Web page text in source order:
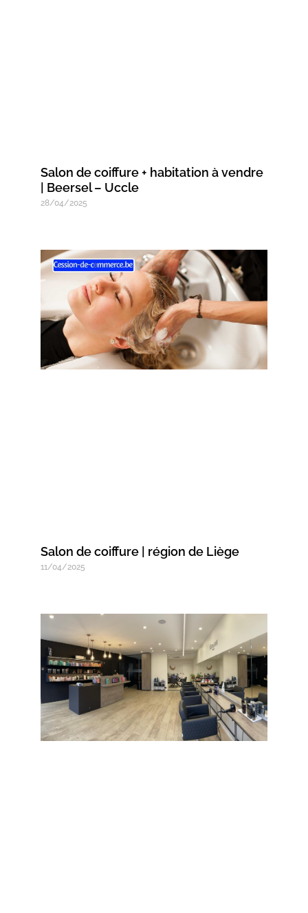
Salon de coiffure + habitation à vendre
| Beersel – Uccle
28/04/2025
Salon de coiffure | région de Liège
11/04/2025